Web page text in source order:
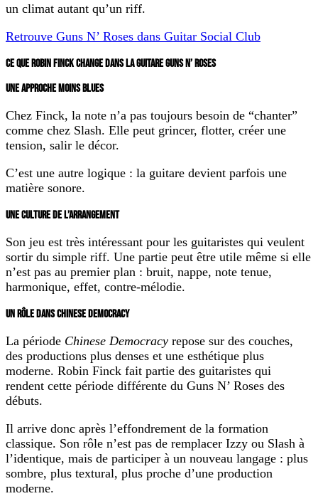
un climat autant qu’un riff.
Retrouve Guns N’ Roses dans Guitar Social Club
CE QUE ROBIN FINCK CHANGE DANS LA GUITARE GUNS N’ ROSES
UNE APPROCHE MOINS BLUES
Chez Finck, la note n’a pas toujours besoin de “chanter”
comme chez Slash. Elle peut grincer, flotter, créer une
tension, salir le décor.
C’est une autre logique : la guitare devient parfois une
matière sonore.
UNE CULTURE DE L’ARRANGEMENT
Son jeu est très intéressant pour les guitaristes qui veulent
sortir du simple riff. Une partie peut être utile même si elle
n’est pas au premier plan : bruit, nappe, note tenue,
harmonique, effet, contre-mélodie.
UN RÔLE DANS CHINESE DEMOCRACY
La période Chinese Democracy repose sur des couches,
des productions plus denses et une esthétique plus
moderne. Robin Finck fait partie des guitaristes qui
rendent cette période différente du Guns N’ Roses des
débuts.
Il arrive donc après l’effondrement de la formation
classique. Son rôle n’est pas de remplacer Izzy ou Slash à
l’identique, mais de participer à un nouveau langage : plus
sombre, plus textural, plus proche d’une production
moderne.